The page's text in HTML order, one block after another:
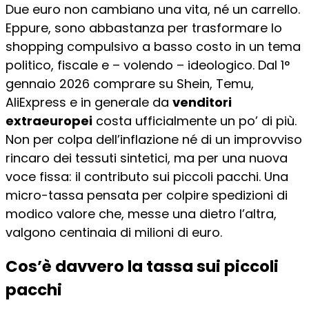
Due euro non cambiano una vita, né un carrello.
Eppure, sono abbastanza per trasformare lo
shopping compulsivo a basso costo in un tema
politico, fiscale e – volendo – ideologico. Dal 1°
gennaio 2026 comprare su Shein, Temu,
AliExpress e in generale da venditori
extraeuropei costa ufficialmente un po’ di più.
Non per colpa dell’inflazione né di un improvviso
rincaro dei tessuti sintetici, ma per una nuova
voce fissa: il contributo sui piccoli pacchi. Una
micro-tassa pensata per colpire spedizioni di
modico valore che, messe una dietro l’altra,
valgono centinaia di milioni di euro.
Cos’è davvero la tassa sui piccoli
pacchi